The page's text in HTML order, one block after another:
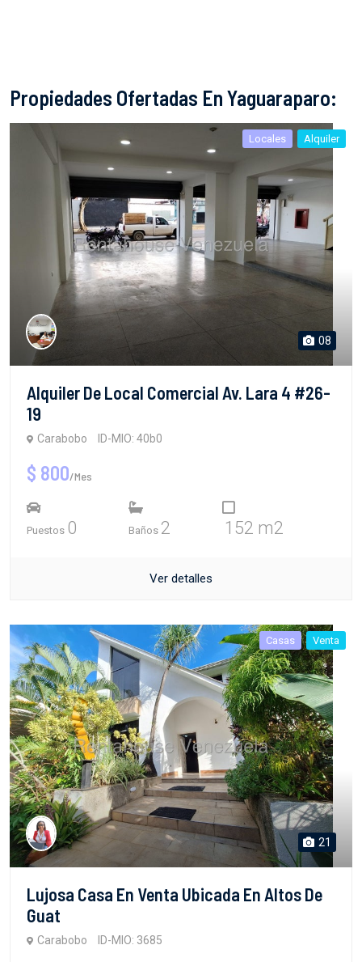
Propiedades Ofertadas En Yaguaraparo:
Locales Alquiler
08
Alquiler De Local Comercial Av. Lara 4 #26-
19
Carabobo ID-MIO: 40b0
$ 800/Mes
Puestos 0 Baños 2 152 m2
Ver detalles
Casas Venta
21
Lujosa Casa En Venta Ubicada En Altos De
Guat
Carabobo ID-MIO: 3685